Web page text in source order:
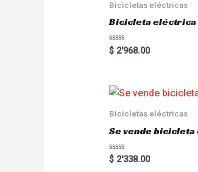
Bicicletas eléctricas
Bicicleta eléctrica
R
a
0
o
t
f
5
$2'968.00
Bicicletas eléctricas
Se vende
R
a
$2'338.00